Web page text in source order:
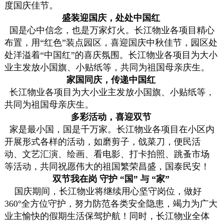
度国庆佳节。
盛装迎国庆，处处中国红
国是心中信念，也是万家灯火。长江物业各项目精心
布置，用“红色”装点园区，喜迎国庆中秋佳节，园区处
处洋溢着“中国红”的喜庆氛围。长江物业各项目为大小
业主发放小国旗、小贴纸等，共同为祖国母亲庆生。
家国同庆，传递中国红
长江物业各项目为大小业主发放小国旗、小贴纸等，
共同为祖国母亲庆生。
多彩活动，喜迎双节
家是最小国，国是千万家。长江物业各项目在小区内
开展形式各样的活动，如磨剪子，戗菜刀，便民活
动、文艺汇演、绘画、看电影、打卡拍照、跳蚤市场
等活动，共同祝愿伟大的祖国繁荣昌盛，国泰民安！
双节我在岗 守护 “国” 与 “家”
国庆期间，长江物业将继续用心坚守岗位，做好
360°全方位守护，努力防范各类安全隐患，竭力为广大
业主愉快的假期生活保驾护航！同时，长江物业全体